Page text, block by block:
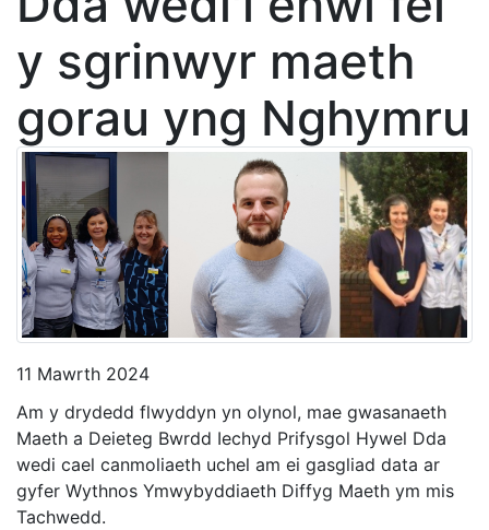
y sgrinwyr maeth
gorau yng Nghymru
11 Mawrth 2024
Am y drydedd flwyddyn yn olynol, mae gwasanaeth
Maeth a Deieteg Bwrdd Iechyd Prifysgol Hywel Dda
wedi cael canmoliaeth uchel am ei gasgliad data ar
gyfer Wythnos Ymwybyddiaeth Diffyg Maeth ym mis
Tachwedd.